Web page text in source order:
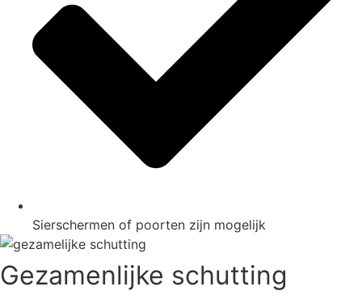
Sierschermen of poorten zijn mogelijk
Gezamenlijke schutting